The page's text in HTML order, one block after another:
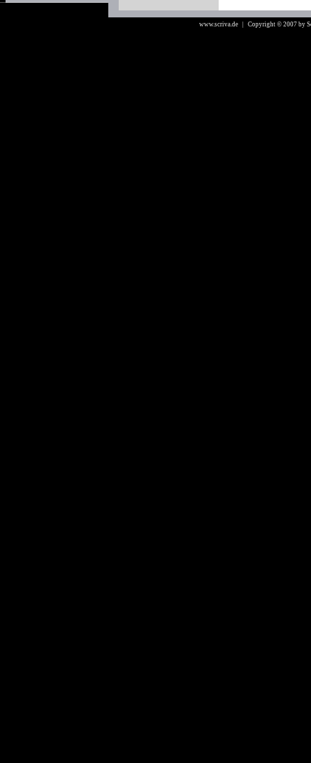
www.scriva.de | Copyright © 2007 by